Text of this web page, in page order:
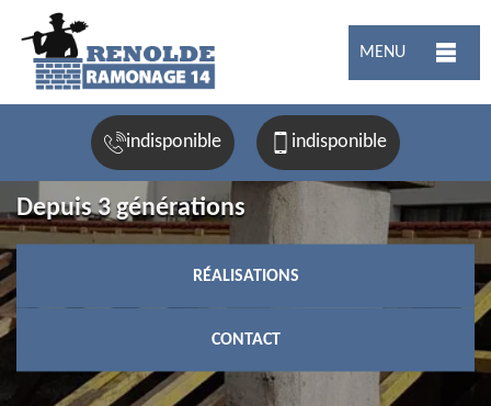
MENU
indisponible indisponible
Depuis 3 générations
RÉALISATIONS
CONTACT